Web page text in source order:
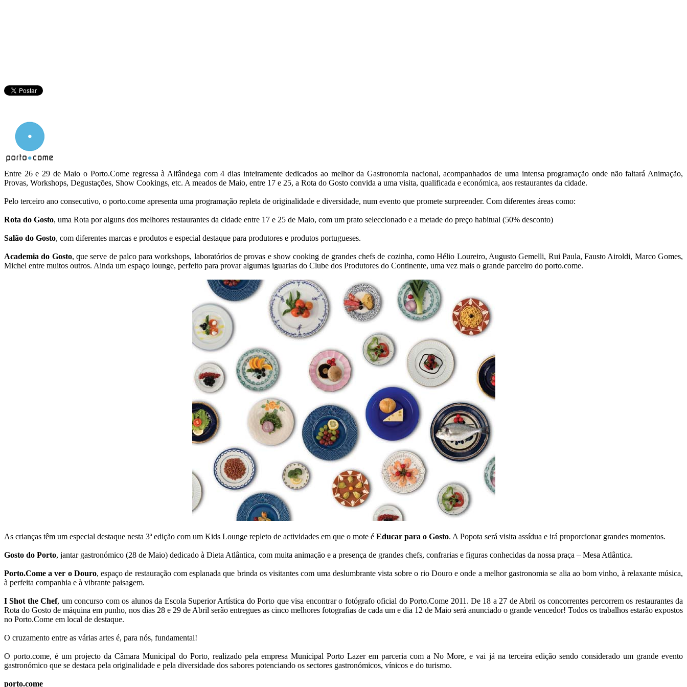
Entre 26 e 29 de Maio o Porto.Come regressa à Alfândega com 4 dias inteiramente dedicados ao melhor da Gastronomia nacional, acompanhados de uma intensa programação onde não faltará Animação,
Provas, Workshops, Degustações, Show Cookings, etc. A meados de Maio, entre 17 e 25, a Rota do Gosto convida a uma visita, qualificada e económica, aos restaurantes da cidade.
Pelo terceiro ano consecutivo, o porto.come apresenta uma programação repleta de originalidade e diversidade, num evento que promete surpreender. Com diferentes áreas como:
Rota do Gosto, uma Rota por alguns dos melhores restaurantes da cidade entre 17 e 25 de Maio, com um prato seleccionado e a metade do preço habitual (50% desconto)
Salão do Gosto, com diferentes marcas e produtos e especial destaque para produtores e produtos portugueses.
Academia do Gosto, que serve de palco para workshops, laboratórios de provas e show cooking de grandes chefs de cozinha, como Hélio Loureiro, Augusto Gemelli, Rui Paula, Fausto Airoldi, Marco Gomes,
Michel entre muitos outros. Ainda um espaço lounge, perfeito para provar algumas iguarias do Clube dos Produtores do Continente, uma vez mais o grande parceiro do porto.come.
As crianças têm um especial destaque nesta 3ª edição com um Kids Lounge repleto de actividades em que o mote é Educar para o Gosto. A Popota será visita assídua e irá proporcionar grandes momentos.
Gosto do Porto, jantar gastronómico (28 de Maio) dedicado à Dieta Atlântica, com muita animação e a presença de grandes chefs, confrarias e figuras conhecidas da nossa praça – Mesa Atlântica.
Porto.Come a ver o Douro, espaço de restauração com esplanada que brinda os visitantes com uma deslumbrante vista sobre o rio Douro e onde a melhor gastronomia se alia ao bom vinho, à relaxante música,
à perfeita companhia e à vibrante paisagem.
I Shot the Chef, um concurso com os alunos da Escola Superior Artística do Porto que visa encontrar o fotógrafo oficial do Porto.Come 2011. De 18 a 27 de Abril os concorrentes percorrem os restaurantes da
Rota do Gosto de máquina em punho, nos dias 28 e 29 de Abril serão entregues as cinco melhores fotografias de cada um e dia 12 de Maio será anunciado o grande vencedor! Todos os trabalhos estarão expostos
no Porto.Come em local de destaque.
O cruzamento entre as várias artes é, para nós, fundamental!
O porto.come, é um projecto da Câmara Municipal do Porto, realizado pela empresa Municipal Porto Lazer em parceria com a No More, e vai já na terceira edição sendo considerado um grande evento
gastronómico que se destaca pela originalidade e pela diversidade dos sabores potenciando os sectores gastronómicos, vínicos e do turismo.
porto.come